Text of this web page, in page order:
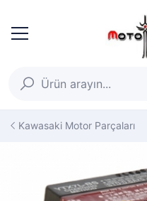
Kawasaki Motor Parçaları